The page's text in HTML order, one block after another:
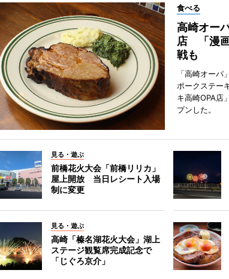
食べる
高崎オー
店 「漫
戦も
「高崎オーパ
ポークステー
キ高崎OPA店
プンした。
見る・遊ぶ
前橋花火大会「前橋リリカ」
屋上開放 当日レシート入場
制に変更
見る・遊ぶ
高崎「榛名湖花火大会」湖上
ステージ観覧席完成記念で
「じぐろ京介」